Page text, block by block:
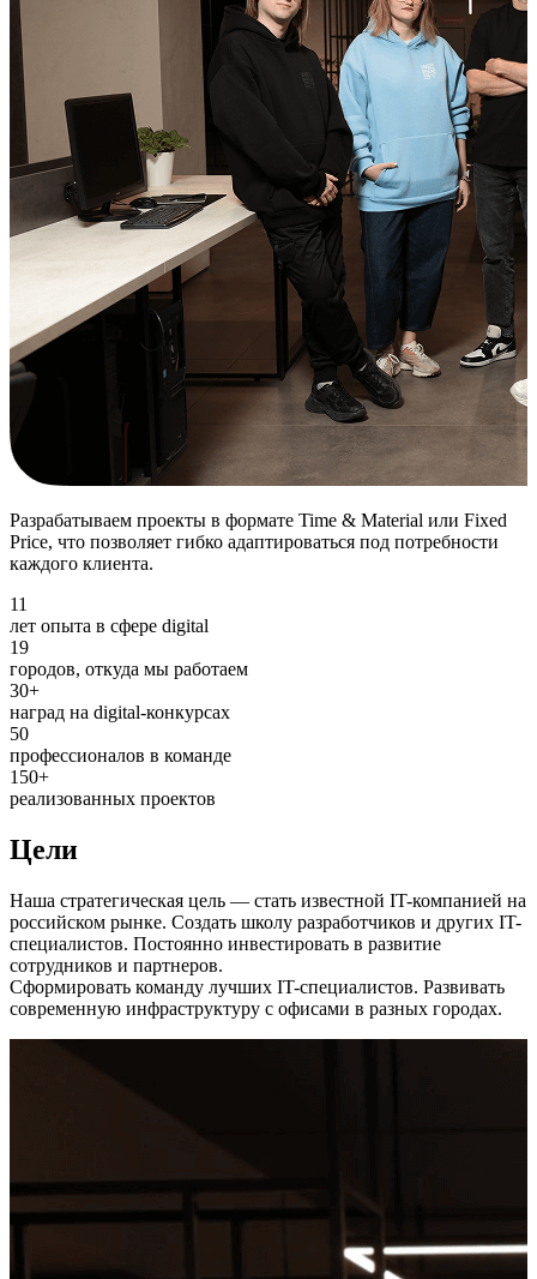
Разрабатываем проекты в формате Time & Material или Fixed
Price, что позволяет гибко адаптироваться под потребности
каждого клиента.
11
лет опыта в сфере digital
19
городов, откуда мы работаем
30+
наград на digital-конкурсах
50
профессионалов в команде
150+
реализованных проектов
Цели
Наша стратегическая цель — стать известной IT-компанией на
российском рынке. Создать школу разработчиков и других IT-
специалистов. Постоянно инвестировать в развитие
сотрудников и партнеров.
Сформировать команду лучших IT-специалистов. Развивать
современную инфраструктуру с офисами в разных городах.